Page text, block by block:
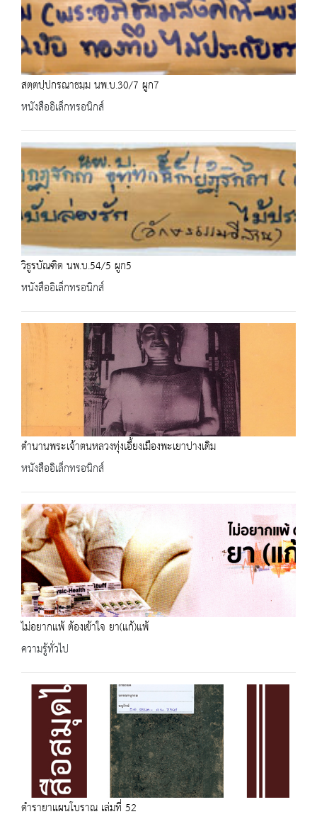
สตฺตปฺปกรณาธมฺม นพ.บ.30/7 ผูก7
หนังสืออิเล็กทรอนิกส์
วิธูรบัณฑิต นพ.บ.54/5 ผูก5
หนังสืออิเล็กทรอนิกส์
ตำนานพระเจ้าตนหลวงทุ่งเอี้ยงเมืองพะเยาปางเดิม
หนังสืออิเล็กทรอนิกส์
ไม่อยากแพ้ ต้องเข้าใจ ยา(แก้)แพ้
ความรู้ทั่วไป
ตำรายาแผนโบราณ เล่มที่ 52